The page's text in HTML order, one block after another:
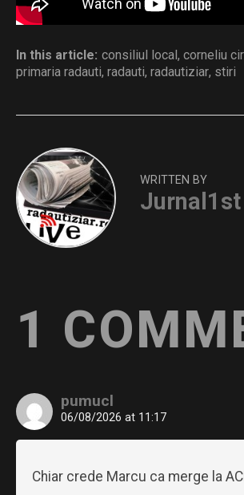
In this article: consiliul local, corneliu
primaria radauti, radauti, radautiziar, stiri
WRITTEN BY
Jurnal1st
1
pumucl
06/08/2026 at 11:17
Chiar crede Marcu ca merge la